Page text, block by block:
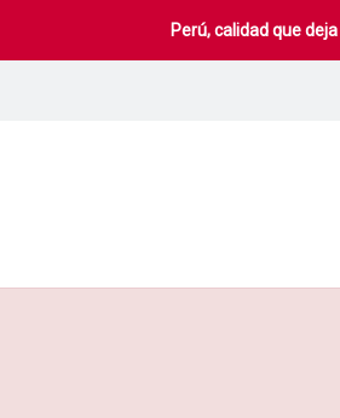
Perú, calidad que